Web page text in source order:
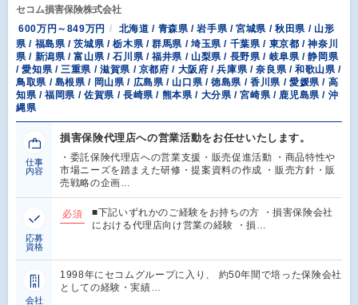
セコム損害保険株式会社
600万円～849万円
北海道 / 青森県 / 岩手県 / 宮城県 / 秋田県 / 山形
県 / 福島県 / 茨城県 / 栃木県 / 群馬県 / 埼玉県 / 千葉県 / 東京都 / 神奈川
県 / 新潟県 / 富山県 / 石川県 / 福井県 / 山梨県 / 長野県 / 岐阜県 / 静岡県
/ 愛知県 / 三重県 / 滋賀県 / 京都府 / 大阪府 / 兵庫県 / 奈良県 / 和歌山県 /
鳥取県 / 島根県 / 岡山県 / 広島県 / 山口県 / 徳島県 / 香川県 / 愛媛県 / 高
知県 / 福岡県 / 佐賀県 / 長崎県 / 熊本県 / 大分県 / 宮崎県 / 鹿児島県 / 沖
縄県
仕事
内容
損害保険代理店への営業活動をお任せいたします。
・委託保険代理店への営業支援・販売促進活動 ・商品特性や
市場ニーズを踏まえた研修・提案資料の作成 ・販売方針・販
売戦略の企画…
応募
資格
必須
■下記いずれかのご経験をお持ちの方 ・損害保険会社
における代理店向け営業の経験 ・損…
会社
1998年にセコムグループに入り、 約50年間で培った保険会社
としての経験・実績…